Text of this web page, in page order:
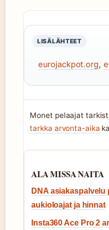
LISÄLÄHTEET
eurojackpot.org,
Monet pelaajat
tarkka arvonta-aika
ALA MISSA NAITA
DNA
aukioloajat ja hinnat
Insta360 Ace Pro 2